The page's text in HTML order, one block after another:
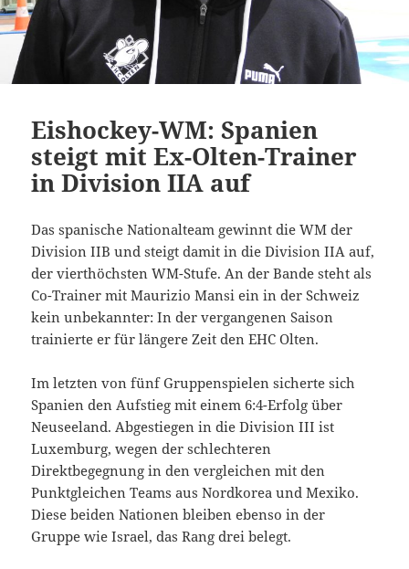
Eishockey-WM: Spanien
steigt mit Ex-Olten-Trainer
in Division IIA auf
Das spanische Nationalteam gewinnt die WM der
Division IIB und steigt damit in die Division IIA auf,
der vierthöchsten WM-Stufe. An der Bande steht als
Co-Trainer mit Maurizio Mansi ein in der Schweiz
kein unbekannter: In der vergangenen Saison
trainierte er für längere Zeit den EHC Olten.
Im letzten von fünf Gruppenspielen sicherte sich
Spanien den Aufstieg mit einem 6:4-Erfolg über
Neuseeland. Abgestiegen in die Division III ist
Luxemburg, wegen der schlechteren
Direktbegegnung in den vergleichen mit den
Punktgleichen Teams aus Nordkorea und Mexiko.
Diese beiden Nationen bleiben ebenso in der
Gruppe wie Israel, das Rang drei belegt.